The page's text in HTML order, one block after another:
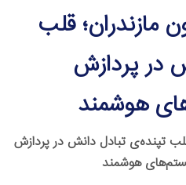
مازندران؛ قلب
در پردازش
هوشمند
تپنده‌ی تبادل دانش در پردازش
هوشمند